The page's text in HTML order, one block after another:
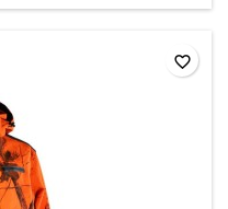
favorite_border